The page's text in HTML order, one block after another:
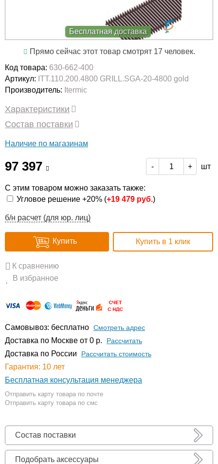
Бесплатная доставка
Прямо сейчас этот товар смотрят 17 человек.
Код товара: 630-662-400
Артикул: ITT.110.200.4800 GRILL.SGA-20-4800 gold
Производитель: Itermic
Характеристики
Состав поставки
Наличие по магазинам
97 397 - + шт
С этим товаром можно заказать также:
Угловое решение +20% (+19 479 руб.)
б/н расчет (для юр. лиц)
Купить Купить в 1 клик
К сравнению
В избранное
Самовывоз: бесплатно Смотреть адрес
Доставка по Москве от 0 р. Расcчитать
Доставка по России Рассчитать стоимость
Гарантия: 10 лет
Бесплатная консультация менеджера
Отправить карту товара по почте
Отправить карту товара по смс
Состав поставки
Подобрать аксессуары